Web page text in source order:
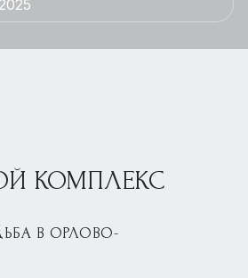
КОМПЛЕКС
В ОРЛОВО-